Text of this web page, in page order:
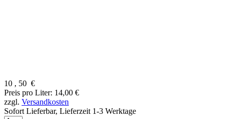
10 , 50 €
Preis pro Liter: 14,00 €
zzgl. Versandkosten
Sofort Lieferbar, Lieferzeit 1-3 Werktage